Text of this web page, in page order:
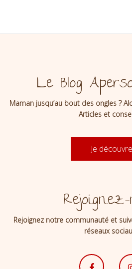
Le Blog
Maman jusqu’au bout des ongles ?
Articles et
Je découvre
Rejoignez notre communauté et
réseaux